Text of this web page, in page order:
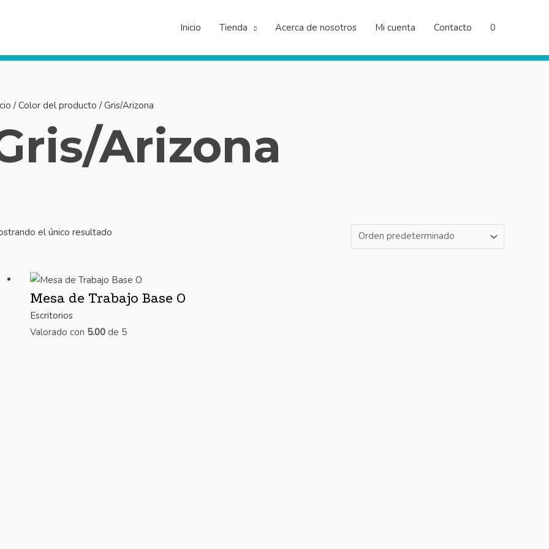
Inicio Tienda Acerca de nosotros Mi cuenta Contacto 0
/ Color del producto / Gris/Arizona
Arizona
el único resultado
Mesa de Trabajo Base O
Escritorios
Valorado con 5.00 de 5